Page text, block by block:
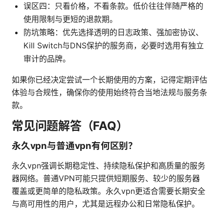
误区四：只看价格，不看条款。低价往往伴随严格的
使用限制与更短的退款期。
防坑策略：优先选择透明的日志政策、强加密协议、
Kill Switch与DNS保护的服务商，必要时选用有独立
审计的品牌。
如果你已经决定尝试一个长期使用的方案，记得定期评估
体验与合规性，确保你的使用始终符合当地法规与服务条
款。
常见问题解答（FAQ）
永久vpn与普通vpn有何区别？
永久vpn强调长期稳定性、持续隐私保护和高质量的服务
器网络。普通VPN可能只提供短期服务、较少的服务器
覆盖或更简单的隐私政策。永久vpn更适合需要长期安全
与高可用性的用户，尤其是远程办公和日常隐私保护。